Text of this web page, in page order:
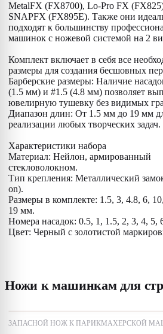
MetalFX (FX8700), Lo-Pro FX
SNAPFX (FX895E). Также они
подходят к большинству
машинок с ножевой системой на 2
Комплект включает в себя все
размеры для создания бесшовных
Барберские размеры: Наличие
(1.5 мм) и #1.5 (4.8 мм) позволяет
ювелирную тушевку без видимых
Диапазон длин: От 1.5 мм до 19 мм
реализации любых творческих задач.
Характеристики набора
Материал: Нейлон, армированный
стекловолокном.
Тип крепления: Металлический
on).
Размеры в комплекте: 1.5, 3, 4.8, 6,
19 мм.
Номера насадок: 0.5, 1, 1.5, 2, 3, 4, 5,
Цвет: Черный с золотистой
Ножи к машинкам для
ЗАПАСНОЙ НОЖ К ПАРИКМАХЕРСКОЙ